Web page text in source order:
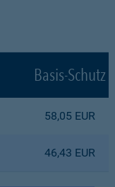
Basis-Schutz
58,05 EUR
46,43 EUR